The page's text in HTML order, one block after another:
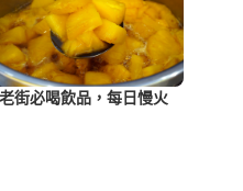
街必喝飲品，每日慢火